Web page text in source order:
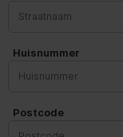
Huisnummer
Postcode